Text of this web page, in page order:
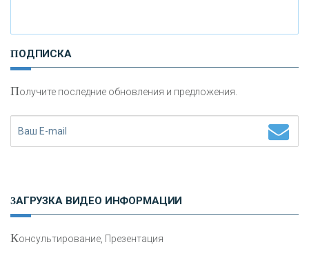
И
сохранения и увеличения капитала
ПОДПИСКА
Получите последние обновления и предложения.
ЗАГРУЗКА ВИДЕО ИНФОРМАЦИИ
Консультирование, Презентация